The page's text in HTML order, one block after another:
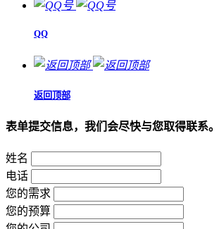
QQ
返回顶部
表单提交信息，我们会尽快与您取得联系。
姓名
电话
您的需求
您的预算